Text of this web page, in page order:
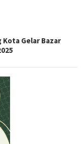
Gelar Bazar